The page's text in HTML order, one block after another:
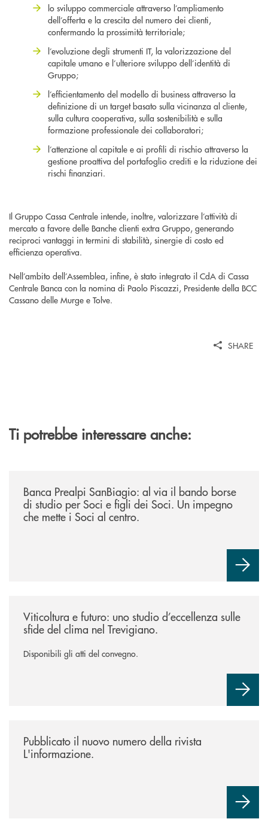
lo sviluppo commerciale attraverso l’ampliamento
dell’offerta e la crescita del numero dei clienti,
confermando la prossimità territoriale;
l’evoluzione degli strumenti IT, la valorizzazione del
capitale umano e l’ulteriore sviluppo dell’identità di
Gruppo;
l’efficientamento del modello di business attraverso la
definizione di un target basato sulla vicinanza al cliente,
sulla cultura cooperativa, sulla sostenibilità e sulla
formazione professionale dei collaboratori;
l’attenzione al capitale e ai profili di rischio attraverso la
gestione proattiva del portafoglio crediti e la riduzione dei
rischi finanziari.
Il Gruppo Cassa Centrale intende, inoltre, valorizzare l’attività di
mercato a favore delle Banche clienti extra Gruppo, generando
reciproci vantaggi in termini di stabilità, sinergie di costo ed
efficienza operativa.
Nell’ambito dell’Assemblea, infine, è stato integrato il CdA di Cassa
Centrale Banca con la nomina di Paolo Piscazzi, Presidente della BCC
Cassano delle Murge e Tolve.
SHARE
Ti potrebbe interessare anche:
Banca Prealpi SanBiagio: al via il bando borse
di studio per Soci e figli dei Soci. Un impegno
che mette i Soci al centro.
Viticoltura e futuro: uno studio d’eccellenza sulle
sfide del clima nel Trevigiano.
Disponibili gli atti del convegno.
Pubblicato il nuovo numero della rivista
L'informazione.